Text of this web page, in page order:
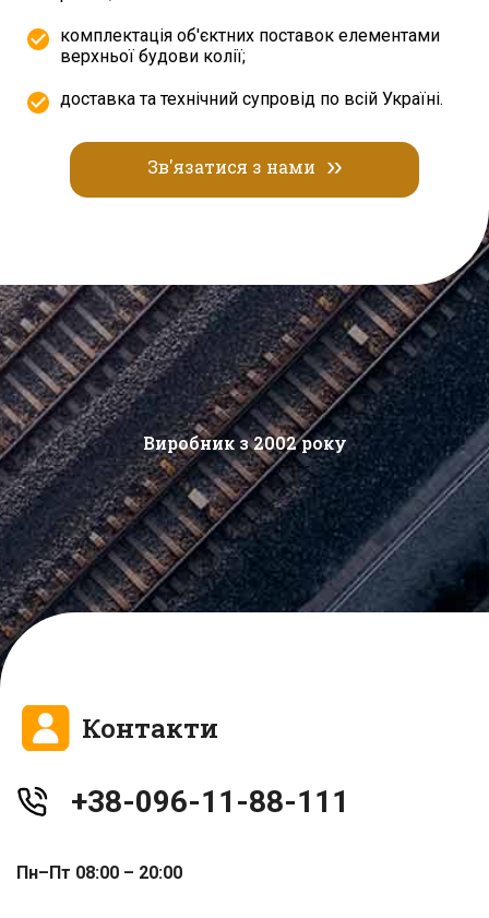
комплектація об'єктних поставок елементами
верхньої будови колії;
доставка та технічний супровід по всій Україні.
Зв'язатися з нами
Виробник з 2002 року
Контакти
+38-096-11-88-111
Пн–Пт 08:00 – 20:00